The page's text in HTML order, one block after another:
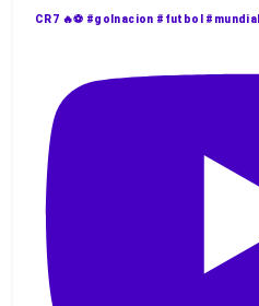
CR7 🔥⚽️ #golnacion #futbol